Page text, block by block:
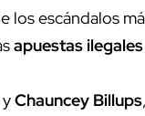
los escándalos
apuestas ilegales
Chauncey Billups